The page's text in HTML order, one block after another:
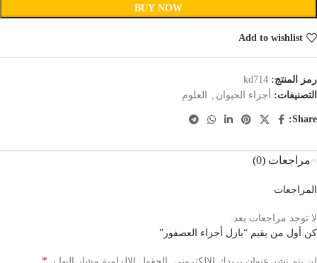
BUY NOW
Add to wishlist
رمز المنتج: kd714
التصنيفات:
أجزاء الحيوان , العلوم
Share:
مراجعات (0)
المراجعات
لا توجد مراجعات بعد.
كن أول من يقيم “بازل أجزاء العصفور”